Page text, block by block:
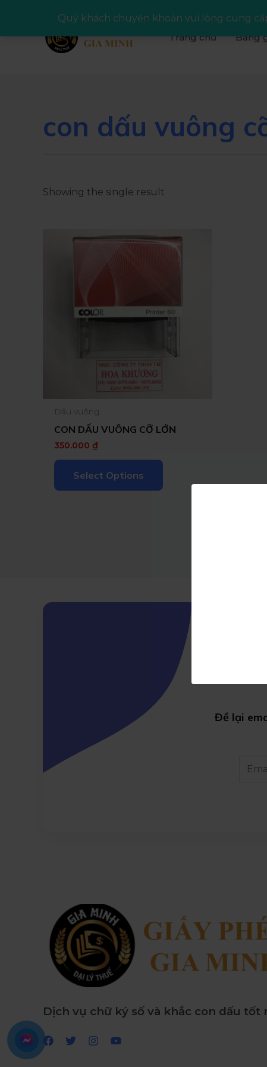
Trang chủ Bảng
con dấu vuông
Showing the single result
Dấu vuông
CON DẤU VUÔNG CỠ LỚN
350.000₫
Select Options
Đề lại
Dịch vụ chữ ký số và khắc con dấu tốt
Quý khách chuyển khoản vui lòng cung